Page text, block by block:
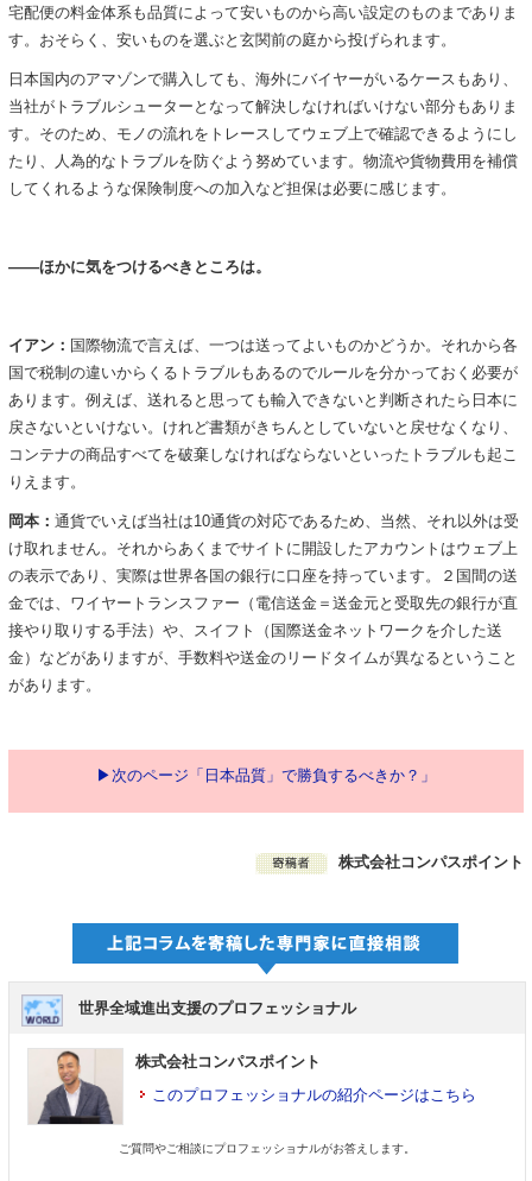
宅配便の料金体系も品質によって安いものから高い設定のものまでありま
す。おそらく、安いものを選ぶと玄関前の庭から投げられます。
日本国内のアマゾンで購入しても、海外にバイヤーがいるケースもあり、
当社がトラブルシューターとなって解決しなければいけない部分もありま
す。そのため、モノの流れをトレースしてウェブ上で確認できるようにし
たり、人為的なトラブルを防ぐよう努めています。物流や貨物費用を補償
してくれるような保険制度への加入など担保は必要に感じます。
――ほかに気をつけるべきところは。
イアン： 国際物流で言えば、一つは送ってよいものかどうか。それから各
国で税制の違いからくるトラブルもあるのでルールを分かっておく必要が
あります。例えば、送れると思っても輸入できないと判断されたら日本に
戻さないといけない。けれど書類がきちんとしていないと戻せなくなり、
コンテナの商品すべてを破棄しなければならないといったトラブルも起こ
りえます。
岡本： 通貨でいえば当社は10通貨の対応であるため、当然、それ以外は受
け取れません。それからあくまでサイトに開設したアカウントはウェブ上
の表示であり、実際は世界各国の銀行に口座を持っています。２国間の送
金では、ワイヤートランスファー（電信送金＝送金元と受取先の銀行が直
接やり取りする手法）や、スイフト（国際送金ネットワークを介した送
金）などがありますが、手数料や送金のリードタイムが異なるということ
があります。
▶次のページ「日本品質」で勝負するべきか？」
株式会社コンパスポイント
世界全域進出支援のプロフェッショナル
株式会社コンパスポイント
このプロフェッショナルの紹介ページはこちら
ご質問やご相談にプロフェッショナルがお答えします。